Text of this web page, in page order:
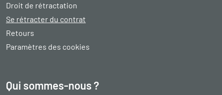
Droit de rétractation
Se rétracter du contrat
Retours
Paramètres des cookies
Qui sommes-nous ?